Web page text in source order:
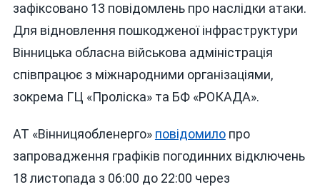
зафіксовано 13 повідомлень про наслідки атаки.
Для відновлення пошкодженої інфраструктури
Вінницька обласна військова адміністрація
співпрацює з міжнародними організаціями,
зокрема ГЦ «Проліска» та БФ «РОКАДА».
АТ «Вінницяобленерго» повідомилопро
запровадження графіків погодинних відключень
18 листопада з 06:00 до 22:00 через